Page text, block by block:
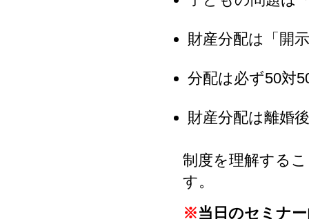
財産分配は「開
分配は必ず50対
財産分配は離婚
制度を理解する
す。
※当日のセミナ